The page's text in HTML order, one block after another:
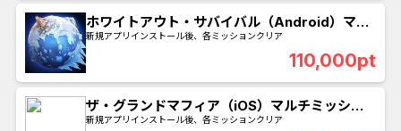
ホワイトアウト・サバイバル（Android）マル
チミッション
新規アプリインストール後、各ミッションクリア
110,000pt
ザ・グランドマフィア（iOS）マルチミッショ
ン
新規アプリインストール後、各ミッションクリア